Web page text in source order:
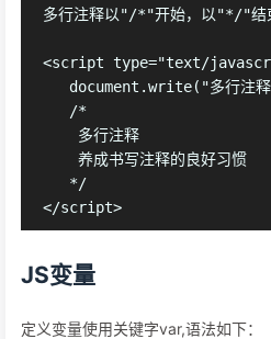
多行注释以"/*"开始，以"*/"结
<script type="text/
document.write("多行注
   /*
    多行注释
    养成书写注释的良好习惯
   */
JS变量
定义变量使用关键字var,语法如下：